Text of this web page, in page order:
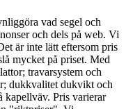
vad segel och
och dels på web. Vi
är inte lätt eftersom pris
mycket på priset. Med
travarsystem och
dukkvalitet dukvikt och
Pris varierar